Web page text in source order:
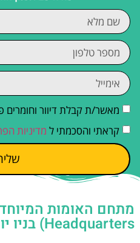
מאשר/ת קבלת דיוור וחומרים
קראתי והסכמתי ל מדיניות
Headquarters) בניו יורק